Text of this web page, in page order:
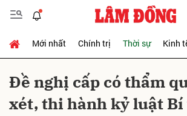
Mới nhất Chính trị Thời sự Kinh
Đề nghị cấp có thẩm
xét, thi hành kỷ luật
Gửi bình luận